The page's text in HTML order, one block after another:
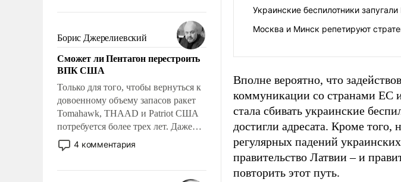
на себя ответственность, помогать
слабым, идти вперед и
адаптироваться.
Борис Джерелиевский
Сможет ли Пентагон перестроить
ВПК США
Только для того, чтобы вернуться к
довоенному объему запасов ракет
Tomahawk, THAAD и Patriot США
потребуется более трех лет. Даже
небольшая война с Ираном
опустошила американские
4 комментария
Украинские беспилотники
Москва и Минск репетируют
Вполне вероятно, что
коммуникации со странами ЕС
стала сбивать украинские
достигли адресата. Кроме того,
регулярных падений
правительство Латвии – и
повторить этот путь.